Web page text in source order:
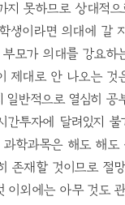
못하므로 상대적
생이라면 의대에 갈
모가 의대를 강요하
제대로 안 나오는 것
반적으로 열심히
투자에 달려있지
학과목은 해도 해도
존재할 것이므로 절
외에는 아무 것도